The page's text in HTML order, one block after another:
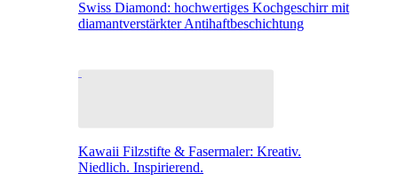
Swiss Diamond: hochwertiges Kochgeschirr mit
diamantverstärkter Antihaftbeschichtung
Kawaii Filzstifte & Fasermaler: Kreativ.
Niedlich. Inspirierend.